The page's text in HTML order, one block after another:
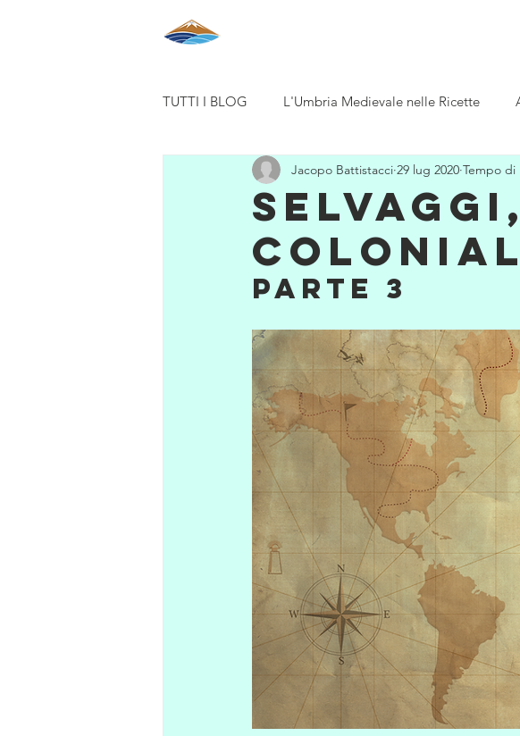
TUTTI I BLOG L'Umbria Medievale nelle Ricette
ExpandingCircle, Animali e Bioetica L'Italia e i
Jacopo Battistacci 29 lug 2020 Tempo di
Parte 3